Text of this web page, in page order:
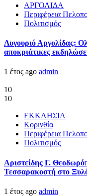
ΑΡΓΟΛΙΔΑ
Περιφέρεια
Πολιτισμός
Λυγουριό Αργολίδας:
αποκριάτικες
1 έτος ago admin
10
10
ΕΚΚΛΗΣΙΑ
Κορινθία
Περιφέρεια
Πολιτισμός
Αριστείδης Γ.
Τεσσαρακοστή στο
1 έτος ago admin